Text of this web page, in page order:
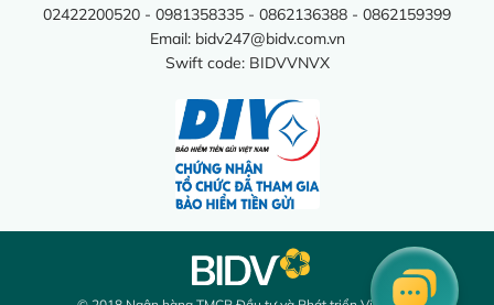
02422200520 - 0981358335 - 0862136388 - 0862159399
Email: bidv247@bidv.com.vn
Swift code: BIDVVNVX